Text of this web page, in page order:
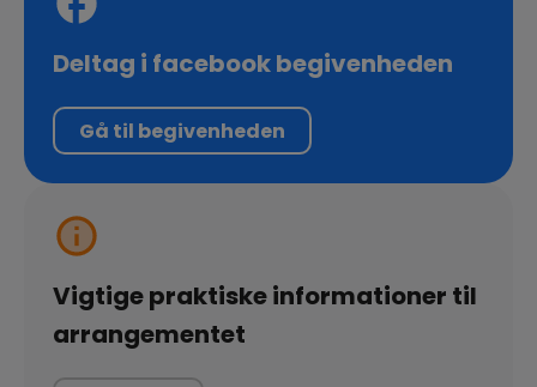
Deltag i facebook begivenheden
Gå til begivenheden
Vigtige praktiske informationer til
arrangementet